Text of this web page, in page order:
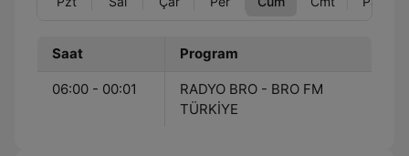
Saat Program
06:00 - 00:01
RADYO BRO - BRO FM
TÜRKİYE